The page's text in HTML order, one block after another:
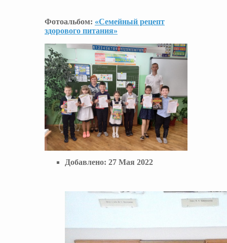
Фотоальбом: «Семейный рецепт
здорового питания»
Добавлено: 27 Мая 2022